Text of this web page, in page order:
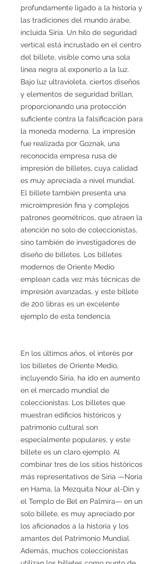
profundamente ligado a la historia y
las tradiciones del mundo árabe,
incluida Siria. Un hilo de seguridad
vertical está incrustado en el centro
del billete, visible como una sola
línea negra al exponerlo a la luz.
Bajo luz ultravioleta, ciertos diseños
y elementos de seguridad brillan,
proporcionando una protección
suficiente contra la falsificación para
la moneda moderna. La impresión
fue realizada por Goznak, una
reconocida empresa rusa de
impresión de billetes, cuya calidad
es muy apreciada a nivel mundial.
El billete también presenta una
microimpresión fina y complejos
patrones geométricos, que atraen la
atención no solo de coleccionistas,
sino también de investigadores de
diseño de billetes. Los billetes
modernos de Oriente Medio
emplean cada vez más técnicas de
impresión avanzadas, y este billete
de 200 libras es un excelente
ejemplo de esta tendencia.
En los últimos años, el interés por
los billetes de Oriente Medio,
incluyendo Siria, ha ido en aumento
en el mercado mundial de
coleccionistas. Los billetes que
muestran edificios históricos y
patrimonio cultural son
especialmente populares, y este
billete es un claro ejemplo. Al
combinar tres de los sitios históricos
más representativos de Siria —Noria
en Hama, la Mezquita Nour al-Din y
el Templo de Bel en Palmira— en un
solo billete, es muy apreciado por
los aficionados a la historia y los
amantes del Patrimonio Mundial.
Además, muchos coleccionistas